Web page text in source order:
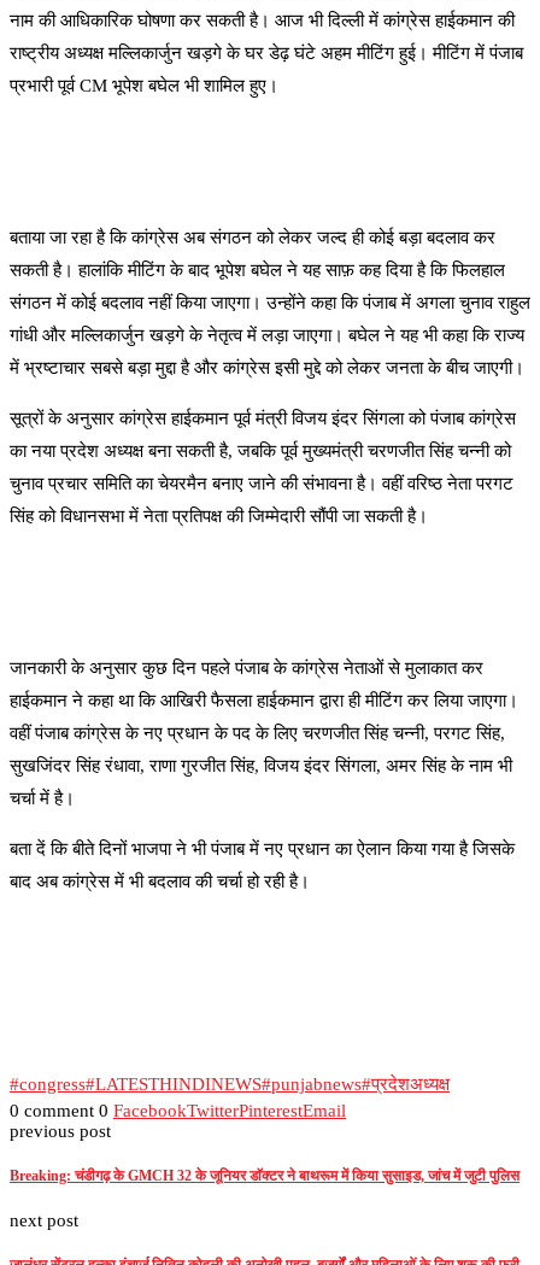
नाम की आधिकारिक घोषणा कर सकती है। आज भी दिल्ली में कांग्रेस हाईकमान की
राष्ट्रीय अध्यक्ष मल्लिकार्जुन खड़गे के घर डेढ़ घंटे अहम मीटिंग हुई। मीटिंग में पंजाब
प्रभारी पूर्व CM भूपेश बघेल भी शामिल हुए।
बताया जा रहा है कि कांग्रेस अब संगठन को लेकर जल्द ही कोई बड़ा बदलाव कर
सकती है। हालांकि मीटिंग के बाद भूपेश बघेल ने यह साफ़ कह दिया है कि फिलहाल
संगठन में कोई बदलाव नहीं किया जाएगा। उन्होंने कहा कि पंजाब में अगला चुनाव राहुल
गांधी और मल्लिकार्जुन खड़गे के नेतृत्व में लड़ा जाएगा। बघेल ने यह भी कहा कि राज्य
में भ्रष्टाचार सबसे बड़ा मुद्दा है और कांग्रेस इसी मुद्दे को लेकर जनता के बीच जाएगी।
सूत्रों के अनुसार कांग्रेस हाईकमान पूर्व मंत्री विजय इंदर सिंगला को पंजाब कांग्रेस
का नया प्रदेश अध्यक्ष बना सकती है, जबकि पूर्व मुख्यमंत्री चरणजीत सिंह चन्नी को
चुनाव प्रचार समिति का चेयरमैन बनाए जाने की संभावना है। वहीं वरिष्ठ नेता परगट
सिंह को विधानसभा में नेता प्रतिपक्ष की जिम्मेदारी सौंपी जा सकती है।
जानकारी के अनुसार कुछ दिन पहले पंजाब के कांग्रेस नेताओं से मुलाकात कर
हाईकमान ने कहा था कि आखिरी फैसला हाईकमान द्वारा ही मीटिंग कर लिया जाएगा।
वहीं पंजाब कांग्रेस के नए प्रधान के पद के लिए चरणजीत सिंह चन्नी, परगट सिंह,
सुखजिंदर सिंह रंधावा, राणा गुरजीत सिंह, विजय इंदर सिंगला, अमर सिंह के नाम भी
चर्चा में है।
बता दें कि बीते दिनों भाजपा ने भी पंजाब में नए प्रधान का ऐलान किया गया है जिसके
बाद अब कांग्रेस में भी बदलाव की चर्चा हो रही है।
#congress#LATESTHINDINEWS#punjabnews#प्रदेशअध्यक्ष
0 comment 0 FacebookTwitterPinterestEmail
previous post
Breaking: चंडीगढ़ के GMCH 32 के जूनियर डाॅक्टर ने बाथरूम में किया सुसाइड, जांच में जुटी पुलिस
next post